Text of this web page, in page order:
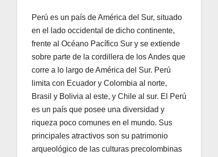
Perú es un país de América del Sur, situado
en el lado occidental de dicho continente,
frente al Océano Pacífico Sur y se extiende
sobre parte de la cordillera de los Andes que
corre a lo largo de América del Sur. Perú
limita con Ecuador y Colombia al norte,
Brasil y Bolivia al este, y Chile al sur. El Perú
es un país que posee una diversidad y
riqueza poco comunes en el mundo. Sus
principales atractivos son su patrimonio
arqueológico de las culturas precolombinas